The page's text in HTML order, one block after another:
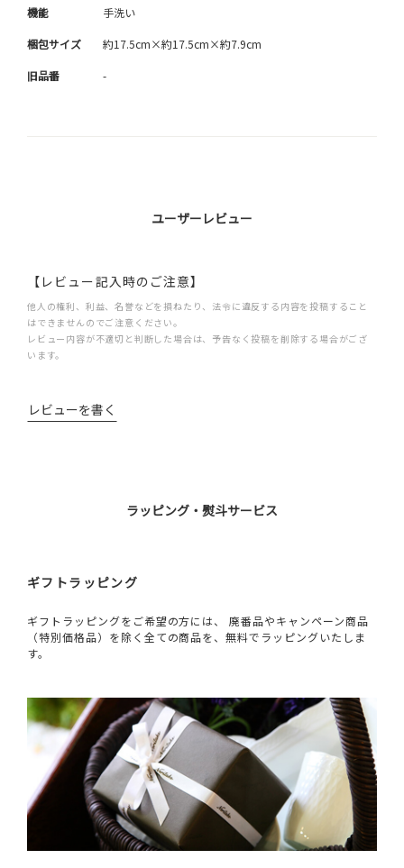
機能 手洗い
梱包サイズ 約17.5cm×約17.5cm×約7.9cm
旧品番 -
ユーザーレビュー
【レビュー記入時のご注意】
他人の権利、利益、名誉などを損ねたり、法令に違反する内容を投稿すること
はできませんのでご注意ください。
レビュー内容が不適切と判断した場合は、予告なく投稿を削除する場合がござ
います。
レビューを書く
ラッピング・熨斗サービス
ギフトラッピング
ギフトラッピングをご希望の方には、 廃番品やキャンペーン商品
（特別価格品）を除く全ての商品を、無料でラッピングいたしま
す。